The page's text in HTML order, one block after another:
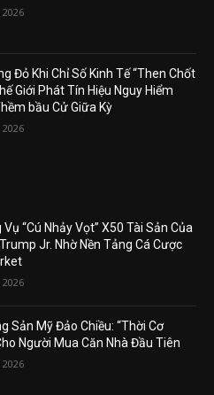
Đỏ Khi Chỉ Số Kinh Tế “Then Chốt
Giới Phát Tín Hiệu Nguy Hiểm
bầu Cử Giữa Kỳ
“Cú Nhảy Vọt” X50 Tài Sản Của
Jr. Nhờ Nền Tảng Cá Cược
Sản Mỹ Đảo Chiều: “Thời Cơ
Người Mua Căn Nhà Đầu Tiên